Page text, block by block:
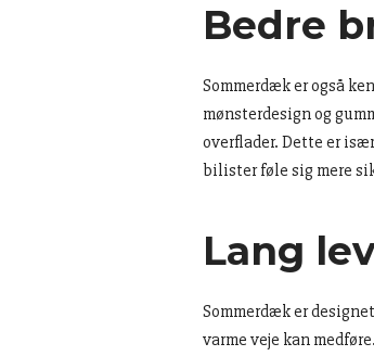
Bedre
Sommerdæk er også
mønsterdesign og
overflader. Dette er
bilister føle sig mere
Lang
Sommerdæk er
varme veje kan